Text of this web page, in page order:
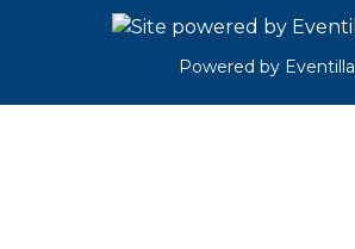
Powered by Eventilla